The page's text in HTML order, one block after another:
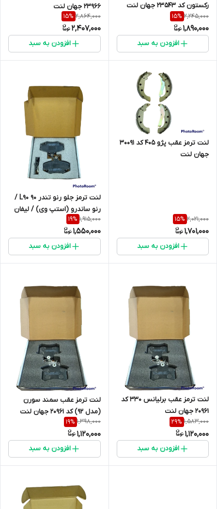
رکستون کد 23543 جهان لنت
2,245,000
15%
1,890,000
افزودن به سبد
23966 جهان لنت
2,864,000
15%
2,407,000
افزودن به سبد
لنت ترمز عقب پژو 405 کد 30091
جهان لنت
2,021,000
15%
1,701,000
افزودن به سبد
لنت ترمز جلو رنو تندر 90 L90 /
رنو ‏ساندرو (استپ وی) / لیفان
21463 جهان لنت
1,915,000
19%
1,550,000
افزودن به سبد
لنت ترمز عقب برلیانس 330 کد
20961 جهان لنت
1,583,000
29%
1,120,000
افزودن به سبد
لنت ترمز عقب سمند سورن
(مدل 92) کد 20961 جهان لنت
1,398,000
19%
1,120,000
افزودن به سبد